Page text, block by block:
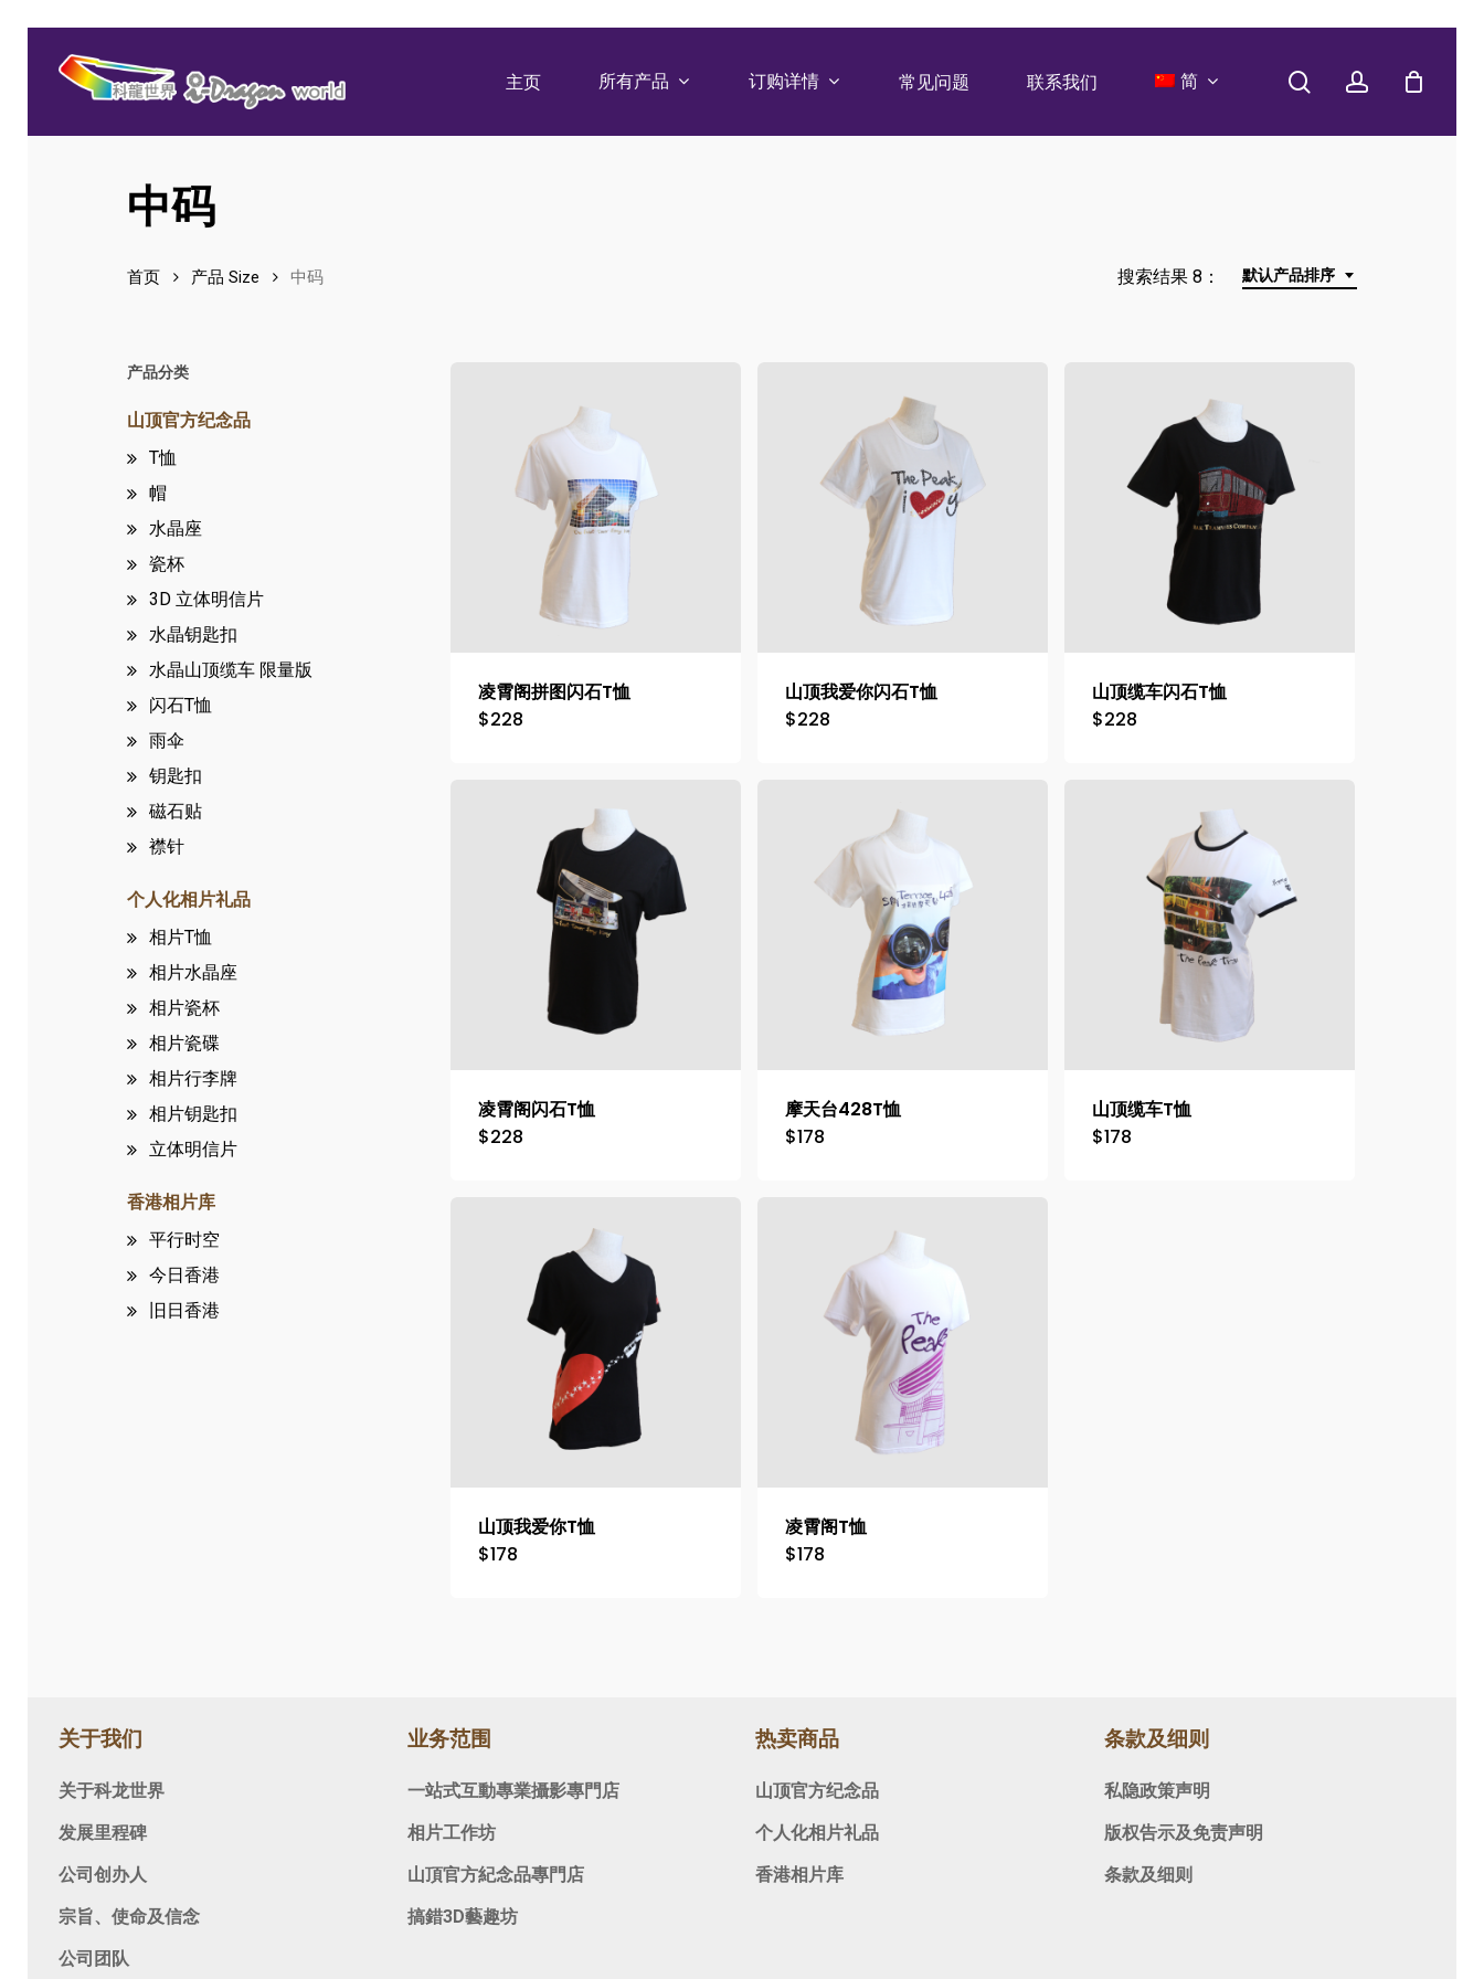
Hit enter to search or ESC to close
主页 所有产品 订购详情 常见问题 联系我们 简 searchaccount
中码
默认产品排序
搜索结果 8：
首页 产品 Size 中码
产品分类
山顶官方纪念品
T恤
帽
水晶座
瓷杯
3D 立体明信片
水晶钥匙扣
水晶山顶缆车 限量版
闪石T恤
雨伞
钥匙扣
磁石贴
襟针
个人化相片礼品
相片T恤
相片水晶座
相片瓷杯
相片瓷碟
相片行李牌
相片钥匙扣
立体明信片
香港相片库
平行时空
今日香港
旧日香港
凌霄阁拼图闪石T恤
$228
山顶我爱你闪石T恤
$228
山顶缆车闪石T恤
$228
凌霄阁闪石T恤
$228
摩天台428T恤
$178
山顶缆车T恤
$178
山顶我爱你T恤
$178
凌霄阁T恤
$178
关于我们
关于科龙世界
发展里程碑
公司创办人
宗旨、使命及信念
公司团队
业务范围
一站式互動專業攝影專門店
相片工作坊
山頂官方紀念品專門店
搞錯3D藝趣坊
热卖商品
山顶官方纪念品
个人化相片礼品
香港相片库
条款及细则
私隐政策声明
版权告示及免责声明
条款及细则